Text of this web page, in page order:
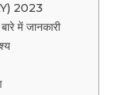
2023
में जानकारी